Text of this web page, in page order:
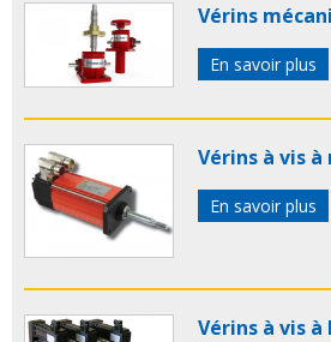
Vérins
En savoir plus
Vérins à vis à
En savoir plus
Vérins à vis à